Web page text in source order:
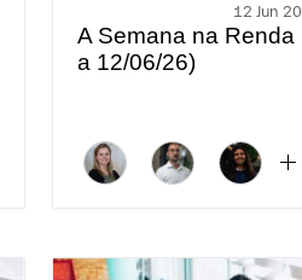
12 Jun
A Semana na Renda
a 12/06/26)